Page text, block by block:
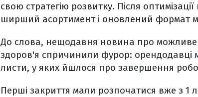
свою стратегію розвитку. Після
ширший асортимент і оновлений формат
До слова, нещодавня новина про можливе
здоров'я спричинили фурор: орендодавці
листи, у яких йшлося про завершення
Перші закриття мали розпочатися вже з